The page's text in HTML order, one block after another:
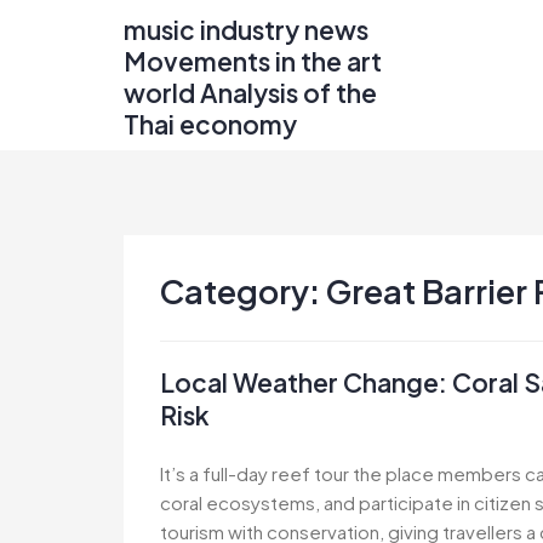
music industry news
Movements in the art
world Analysis of the
Thai economy
Category: Great Barrier
Local Weather Change: Coral
Risk
It’s a full-day reef tour the place members
coral ecosystems, and participate in
tourism with conservation, giving travellers